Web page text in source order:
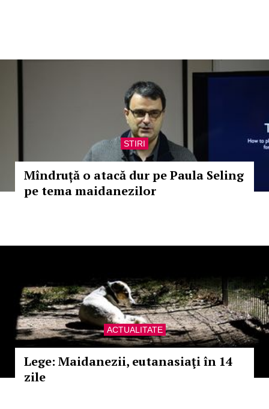
STIRI
Mîndruță o atacă dur pe Paula Seling
pe tema maidanezilor
ACTUALITATE
Lege: Maidanezii, eutanasiaţi în 14
zile